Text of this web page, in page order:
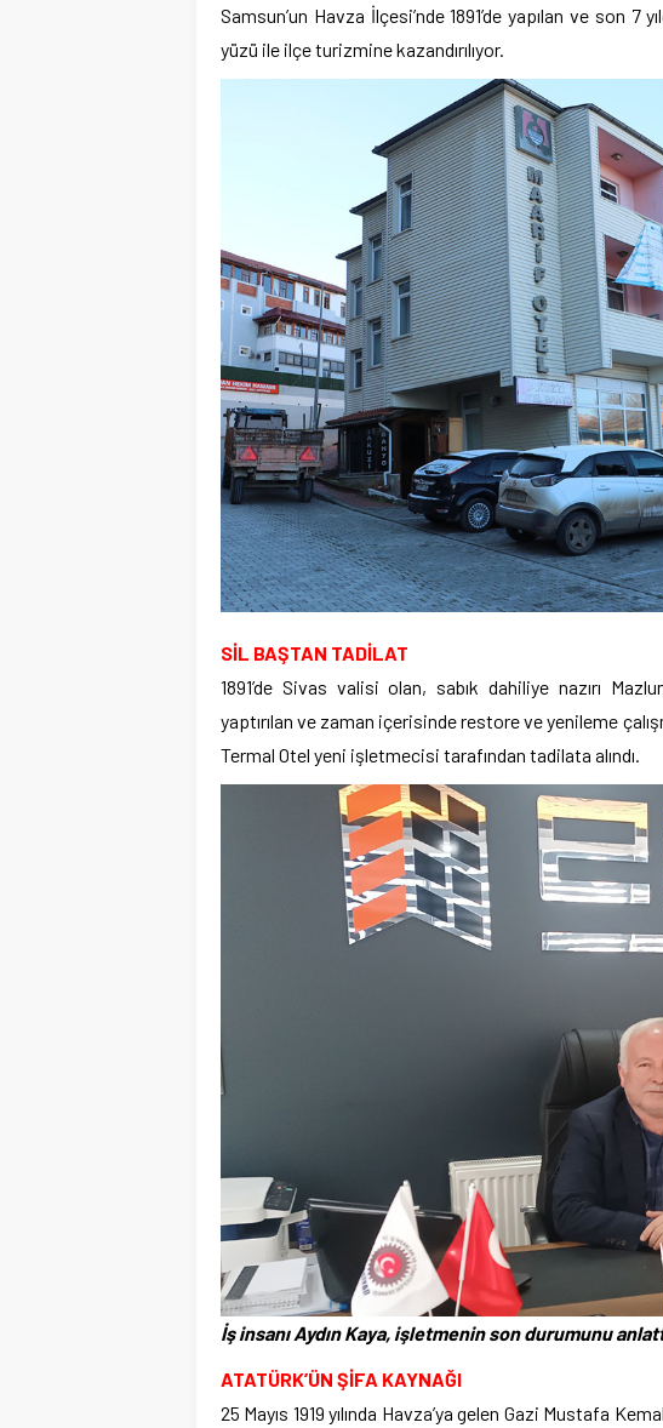
Samsun’un Havza İlçesi’nde 1891’de yapılan ve son 7
yüzü ile ilçe turizmine kazandırılıyor.
SİL BAŞTAN TADİLAT
1891’de Sivas valisi olan, sabık dahiliye nazırı
yaptırılan ve zaman içerisinde restore ve yenileme
Termal Otel yeni işletmecisi tarafından tadilata alındı.
İş insanı Aydın Kaya, işletmenin son durumunu
ATATÜRK’ÜN ŞİFA KAYNAĞI
25 Mayıs 1919 yılında Havza’ya gelen Gazi Mustafa